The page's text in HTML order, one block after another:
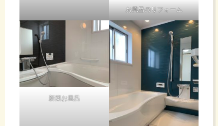
お風呂のリフォーム
新築お風呂